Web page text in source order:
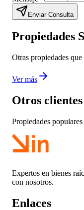
Enviar Consulta
Propiedades
Otras propiedades
Ver más
Otros
Propiedades
Expertos en bienes
con nosotros.
Enlaces